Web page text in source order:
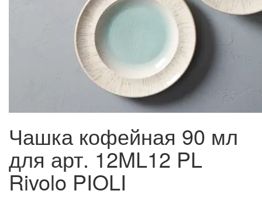
Чашка кофейная 90 мл
для арт. 12ML12 PL
Rivolo PIOLI